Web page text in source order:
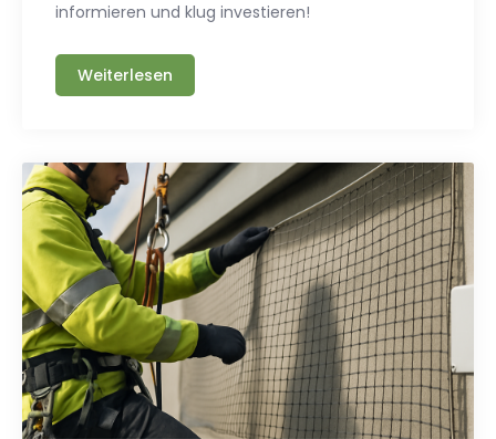
informieren und klug investieren!
Weiterlesen